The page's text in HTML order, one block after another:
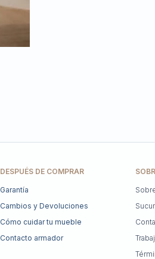
DESPUÉS DE COMPRAR
Garantía
Cambios y Devoluciones
Cómo cuidar tu mueble
Contacto armador